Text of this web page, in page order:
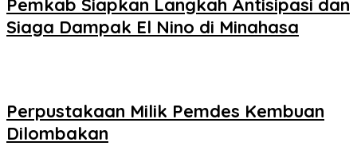
Siaga Dampak El Nino di Minahasa
Perpustakaan Milik Pemdes Kembuan
Dilombakan